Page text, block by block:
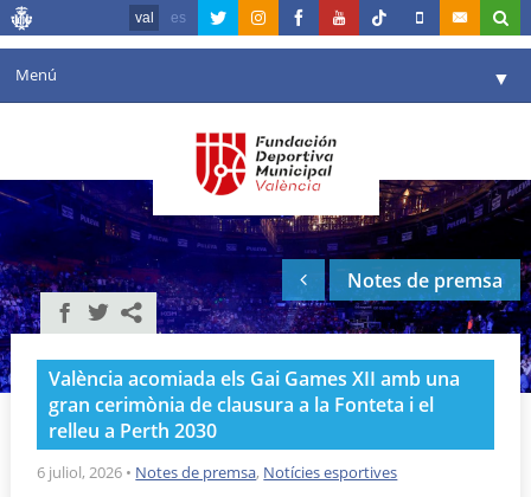
val es
Menú ▼
Agenda
Instal·lacions
Comunicació ▼
València en esport
Portal de Transparència
Reserves
Notes de premsa
València acomiada els Gai Games XII amb una
gran cerimònia de clausura a la Fonteta i el
relleu a Perth 2030
6 juliol, 2026 • Notes de premsa, Notícies esportives